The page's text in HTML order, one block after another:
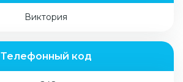
Виктория
Телефонный код